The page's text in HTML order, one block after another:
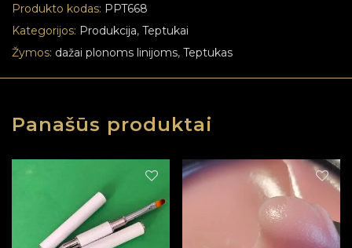
Produkto kodas: PPT668
Kategorijos: Produkcija, Teptukai
Žymos: dažai plonoms linijoms, Teptukas
Panašūs produktai